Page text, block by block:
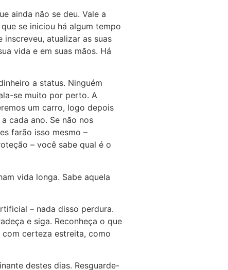
ainda não se deu. Vale a
se iniciou há algum tempo
atualizar as suas
vida e em suas mãos. Há
a status. Ninguém
se muito por perto. A
um carro, logo depois
cada ano. Se não nos
farão isso mesmo –
– você sabe qual é o
vida longa. Sabe aquela
– nada disso perdura.
e siga. Reconheça o que
certeza estreita, como
destes dias. Resguarde-